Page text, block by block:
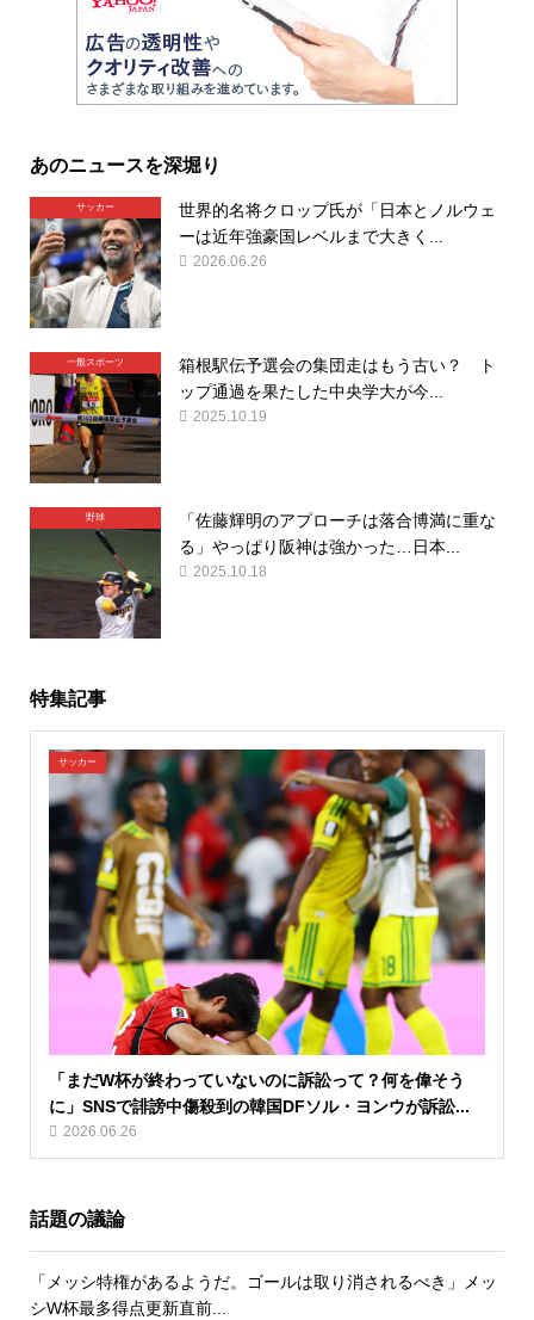
あのニュースを深堀り
サッカー
世界的名将クロップ氏が「日本とノルウェ
ーは近年強豪国レベルまで大きく...
2026.06.26
一般スポーツ
箱根駅伝予選会の集団走はもう古い？ ト
ップ通過を果たした中央学大が今...
2025.10.19
野球
「佐藤輝明のアプローチは落合博満に重な
る」やっぱり阪神は強かった…日本...
2025.10.18
特集記事
サッカー
「まだW杯が終わっていないのに訴訟って？何を偉そう
に」SNSで誹謗中傷殺到の韓国DFソル・ヨンウが訴訟...
2026.06.26
話題の議論
「メッシ特権があるようだ。ゴールは取り消されるべき」メッ
シW杯最多得点更新直前...